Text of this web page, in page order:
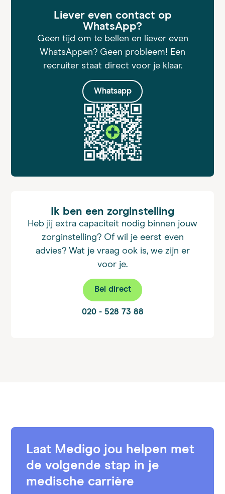
Liever even contact op
WhatsApp?
Geen tijd om te bellen en liever even
WhatsAppen? Geen probleem! Een
recruiter staat direct voor je klaar.
Whatsapp
Ik ben een zorginstelling
Heb jij extra capaciteit nodig binnen jouw
zorginstelling? Of wil je eerst even
advies? Wat je vraag ook is, we zijn er
voor je.
Bel direct
020 - 528 73 88
Laat Medigo jou helpen met
de volgende stap in je
medische carrière